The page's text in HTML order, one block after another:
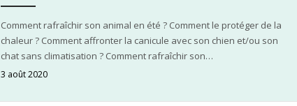
Comment rafraîchir son animal en été ? Comment le protéger de la
chaleur ? Comment affronter la canicule avec son chien et/ou son
chat sans climatisation ? Comment rafraîchir son…
3 août 2020